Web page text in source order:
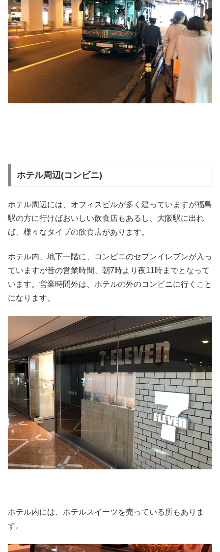
ホテル周辺(コンビニ)
ホテル周辺には、オフィスビルが多く建っていますが福島
駅の方に行けばおいしい飲食店もあるし、大阪駅に出れ
ば、様々なタイプの飲食店があります。
ホテル内、地下一階に、コンビニのセブンイレブンが入っ
ていますが昔の営業時間、朝7時より夜11時までとなって
います。営業時間外は、ホテルの外のコンビニに行くこと
になります。
ホテル内には、ホテルスイーツを売っている所もありま
す。